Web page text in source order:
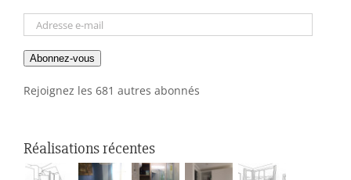
Adresse
mail
Abonnez-vous
Rejoignez les 681 autres abonnés
Réalisations récentes